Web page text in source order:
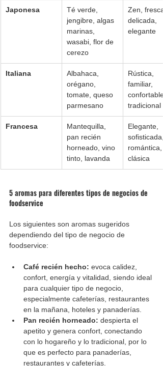
Japonesa
Té verde,
jengibre, algas
marinas,
wasabi, flor de
cerezo
Zen,
delicada,
elegante
Italiana
Albahaca,
orégano,
tomate, queso
parmesano
Rústica,
familiar,
tradicional
Francesa
Mantequilla,
pan recién
horneado, vino
tinto, lavanda
Elegante,
sofisticada,
romántica,
clásica
5 aromas para diferentes tipos de negocios de
foodservice
Los siguientes son aromas sugeridos
dependiendo del tipo de negocio de
foodservice:
Café recién hecho: evoca calidez,
confort, energía y vitalidad, siendo ideal
para cualquier tipo de negocio,
especialmente cafeterías, restaurantes
en la mañana, hoteles y panaderías.
Pan recién horneado: despierta el
apetito y genera confort, conectando
con lo hogareño y lo tradicional, por lo
que es perfecto para panaderías,
restaurantes y cafeterías.